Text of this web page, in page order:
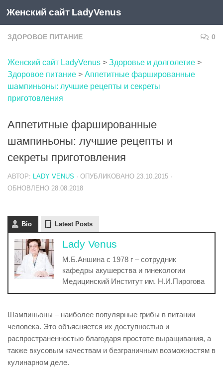
Skip to content
Женский сайт LadyVenus
ЗДОРОВОЕ ПИТАНИЕ 0
Женский сайт LadyVenus > Здоровье и долголетие >
Здоровое питание > Аппетитные фаршированные
шампиньоны: лучшие рецепты и секреты
приготовления
Аппетитные фаршированные
шампиньоны: лучшие рецепты и
секреты приготовления
АВТОР: LADY VENUS · ОПУБЛИКОВАНО 23.10.2015 ·
ОБНОВЛЕНО 28.08.2018
Bio Latest Posts
Lady Venus
М.Б.Аншина с 1978 г – сотрудник
кафедры акушерства и гинекологии
Медицинский Институт им. Н.И.Пирогова
Шампиньоны – наиболее популярные грибы в питании
человека. Это объясняется их доступностью и
распространенностью благодаря простоте выращивания, а
также вкусовым качествам и безграничным возможностям в
кулинарном деле.